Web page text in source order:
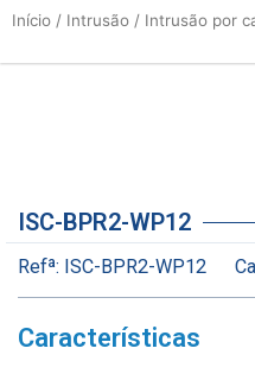
Início / Intrusão / Intrusão por
ISC-BPR2-WP12
Refª: ISC-BPR2-WP12
Características